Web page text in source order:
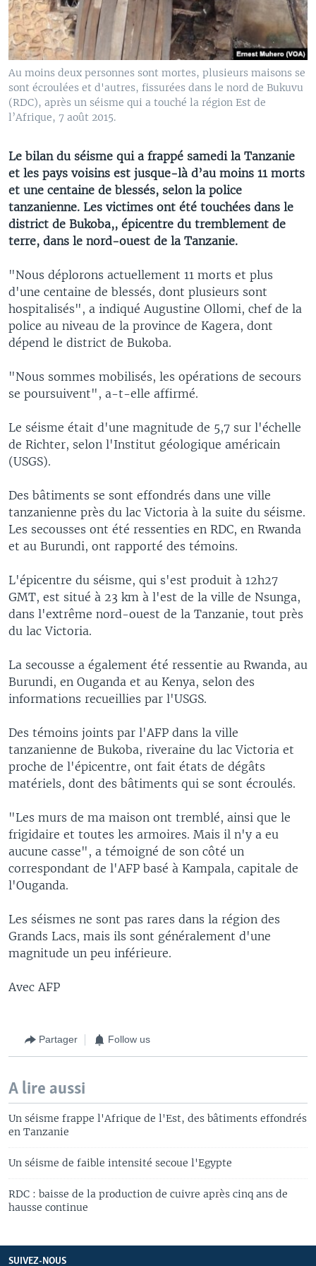
Au moins deux personnes sont mortes, plusieurs maisons se
sont écroulées et d'autres, fissurées dans le nord de Bukuvu
(RDC), après un séisme qui a touché la région Est de
l’Afrique, 7 août 2015.
Le bilan du séisme qui a frappé samedi la Tanzanie
et les pays voisins est jusque-là d’au moins 11 morts
et une centaine de blessés, selon la police
tanzanienne. Les victimes ont été touchées dans le
district de Bukoba,, épicentre du tremblement de
terre, dans le nord-ouest de la Tanzanie.
"Nous déplorons actuellement 11 morts et plus
d'une centaine de blessés, dont plusieurs sont
hospitalisés", a indiqué Augustine Ollomi, chef de la
police au niveau de la province de Kagera, dont
dépend le district de Bukoba.
"Nous sommes mobilisés, les opérations de secours
se poursuivent", a-t-elle affirmé.
Le séisme était d'une magnitude de 5,7 sur l'échelle
de Richter, selon l'Institut géologique américain
(USGS).
Des bâtiments se sont effondrés dans une ville
tanzanienne près du lac Victoria à la suite du séisme.
Les secousses ont été ressenties en RDC, en Rwanda
et au Burundi, ont rapporté des témoins.
L'épicentre du séisme, qui s'est produit à 12h27
GMT, est situé à 23 km à l'est de la ville de Nsunga,
dans l'extrême nord-ouest de la Tanzanie, tout près
du lac Victoria.
La secousse a également été ressentie au Rwanda, au
Burundi, en Ouganda et au Kenya, selon des
informations recueillies par l'USGS.
Des témoins joints par l'AFP dans la ville
tanzanienne de Bukoba, riveraine du lac Victoria et
proche de l'épicentre, ont fait états de dégâts
matériels, dont des bâtiments qui se sont écroulés.
"Les murs de ma maison ont tremblé, ainsi que le
frigidaire et toutes les armoires. Mais il n'y a eu
aucune casse", a témoigné de son côté un
correspondant de l'AFP basé à Kampala, capitale de
l'Ouganda.
Les séismes ne sont pas rares dans la région des
Grands Lacs, mais ils sont généralement d'une
magnitude un peu inférieure.
Avec AFP
Partager Follow us
A lire aussi
Un séisme frappe l'Afrique de l'Est, des bâtiments effondrés
en Tanzanie
Un séisme de faible intensité secoue l'Egypte
RDC : baisse de la production de cuivre après cinq ans de
hausse continue
SUIVEZ-NOUS